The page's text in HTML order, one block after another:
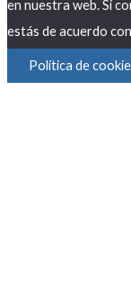
en nuestra web. Si
estás de acuerdo
Política de